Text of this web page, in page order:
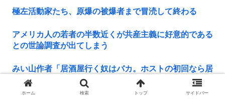
極左活動家たち、原爆の被爆者まで冒涜して終わる
アメリカ人の若者の半数近くが共産主義に好意的である
との世論調査が出てしまう
みい山作者「居酒屋行く奴はバカ。ホストの初回なら居
酒屋より安く飲めてイケメンにチヤホヤされる」
ホーム 検索 トップ サイドバー